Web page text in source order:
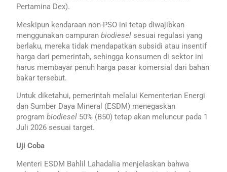
Pertamina Dex).
Meskipun kendaraan non-PSO ini tetap diwajibkan
menggunakan campuranbiodiesel sesuai regulasi yang
berlaku, mereka tidak mendapatkan subsidi atau insentif
harga dari pemerintah, sehingga konsumen di sektor ini
harus membayar penuh harga pasar komersial dari bahan
bakar tersebut.
Untuk diketahui, pemerintah melalui Kementerian Energi
dan Sumber Daya Mineral (ESDM) menegaskan
programbiodiesel 50% (B50) tetap akan meluncur pada 1
Juli 2026 sesuai target.
Uji Coba
Menteri ESDM Bahlil Lahadalia menjelaskan bahwa